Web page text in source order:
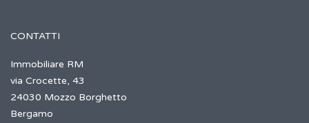
CONTATTI
Immobiliare RM
via Crocette, 43
24030 Mozzo Borghetto
Bergamo